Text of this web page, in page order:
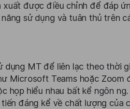
được điều chỉnh để đáp
sử dụng và tuân thủ trên
dụng MT để liên lạc theo thời
Microsoft Teams hoặc Zoom
họp hiểu nhau bất kể ngôn
đáng kể về chất lượng của